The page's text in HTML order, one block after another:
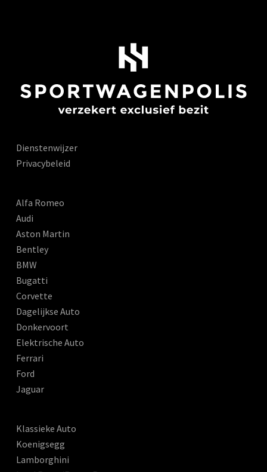
Dienstenwijzer
Privacybeleid
Alfa Romeo
Audi
Aston Martin
Bentley
BMW
Bugatti
Corvette
Dagelijkse Auto
Donkervoort
Elektrische Auto
Ferrari
Ford
Jaguar
Klassieke Auto
Koenigsegg
Lamborghini